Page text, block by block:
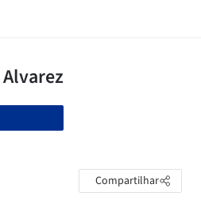
Compartilhar